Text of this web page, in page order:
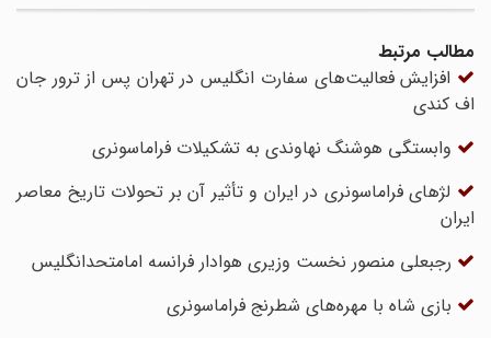
مطالب مرتبط
افزایش فعالیت‌های سفارت انگلیس در تهران پس از ترور جان
اف کندی
وابستگی هوشنگ نهاوندی به تشکیلات فراماسونری
لژهای فراماسونری در ایران و تأثیر آن بر تحولات تاریخ معاصر
ایران
رجبعلی منصور نخست وزیری هوادار فرانسه امامتحدانگلیس
بازی شاه با مهره‌های شطرنج فراماسونری